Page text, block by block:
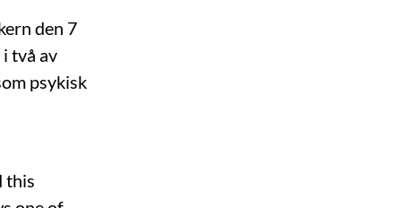
den 7
två av
psykisk
this